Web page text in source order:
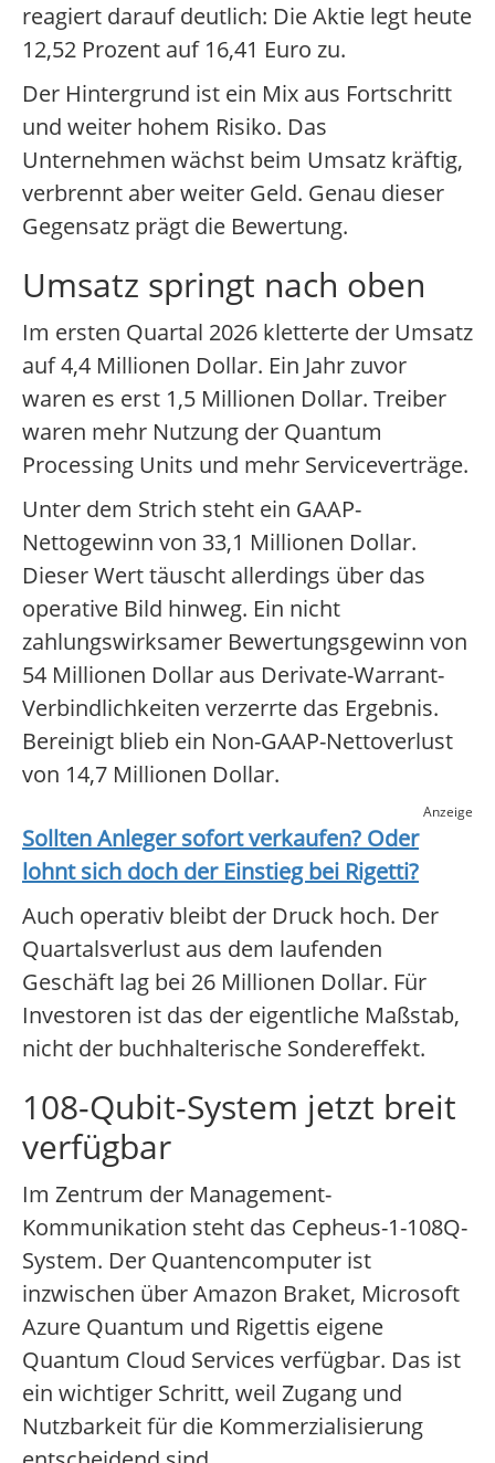
reagiert darauf deutlich: Die Aktie legt heute
12,52 Prozent auf 16,41 Euro zu.
Der Hintergrund ist ein Mix aus Fortschritt
und weiter hohem Risiko. Das
Unternehmen wächst beim Umsatz kräftig,
verbrennt aber weiter Geld. Genau dieser
Gegensatz prägt die Bewertung.
Umsatz springt nach oben
Im ersten Quartal 2026 kletterte der Umsatz
auf 4,4 Millionen Dollar. Ein Jahr zuvor
waren es erst 1,5 Millionen Dollar. Treiber
waren mehr Nutzung der Quantum
Processing Units und mehr Serviceverträge.
Unter dem Strich steht ein GAAP-
Nettogewinn von 33,1 Millionen Dollar.
Dieser Wert täuscht allerdings über das
operative Bild hinweg. Ein nicht
zahlungswirksamer Bewertungsgewinn von
54 Millionen Dollar aus Derivate-Warrant-
Verbindlichkeiten verzerrte das Ergebnis.
Bereinigt blieb ein Non-GAAP-Nettoverlust
von 14,7 Millionen Dollar.
Anzeige
Sollten Anleger sofort verkaufen? Oder
lohnt sich doch der Einstieg bei Rigetti?
Auch operativ bleibt der Druck hoch. Der
Quartalsverlust aus dem laufenden
Geschäft lag bei 26 Millionen Dollar. Für
Investoren ist das der eigentliche Maßstab,
nicht der buchhalterische Sondereffekt.
108-Qubit-System jetzt breit
verfügbar
Im Zentrum der Management-
Kommunikation steht das Cepheus-1-108Q-
System. Der Quantencomputer ist
inzwischen über Amazon Braket, Microsoft
Azure Quantum und Rigettis eigene
Quantum Cloud Services verfügbar. Das ist
ein wichtiger Schritt, weil Zugang und
Nutzbarkeit für die Kommerzialisierung